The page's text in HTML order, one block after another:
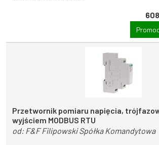
Przetwornik pomiaru napięcia,
wyjściem MODBUS RTU
od: F&F Filipowski Spółka Komandytowa